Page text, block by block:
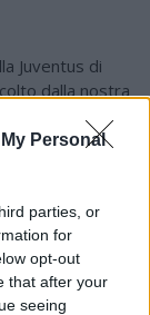
Personal
parties, or
for
opt-out
that after your
seeing
Juventus di
dalla nostra
colloquio con i
prima di
febbraio,
definitivo la
di euro,
suo arrivo a